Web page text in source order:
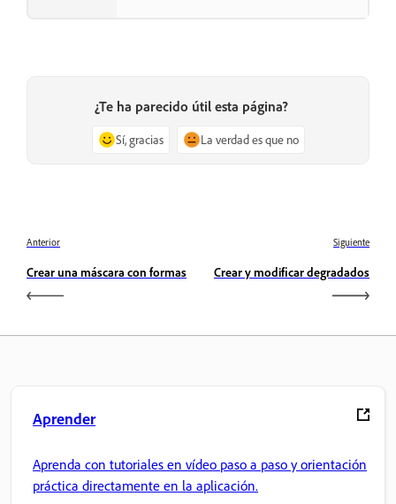
¿Te ha parecido útil esta página?
Sí, gracias La verdad es que no
Anterior
Crear una máscara con formas
Siguiente
Crear y modificar degradados
Aprender
Aprenda con tutoriales en vídeo paso a paso y orientación
práctica directamente en la aplicación.